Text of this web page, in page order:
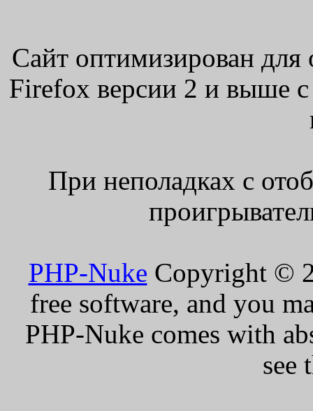
Сайт оптимизирован для
Firefox версии 2 и выше
При неполадках с
PHP-Nuke Copyright ©
free software, and you
PHP-Nuke comes with
see